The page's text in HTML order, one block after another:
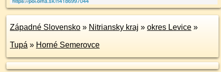
Západné Slovensko » Nitriansky kraj » okres Levice »
Tupá » Horné Semerovce